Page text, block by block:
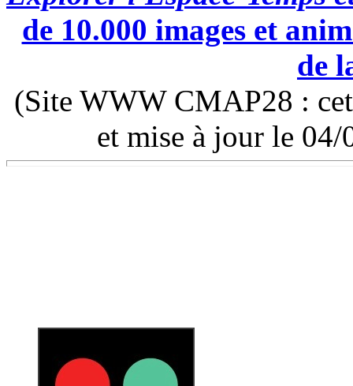
de 10.000 images et
de
(Site WWW CMAP28 :
et mise à jour le